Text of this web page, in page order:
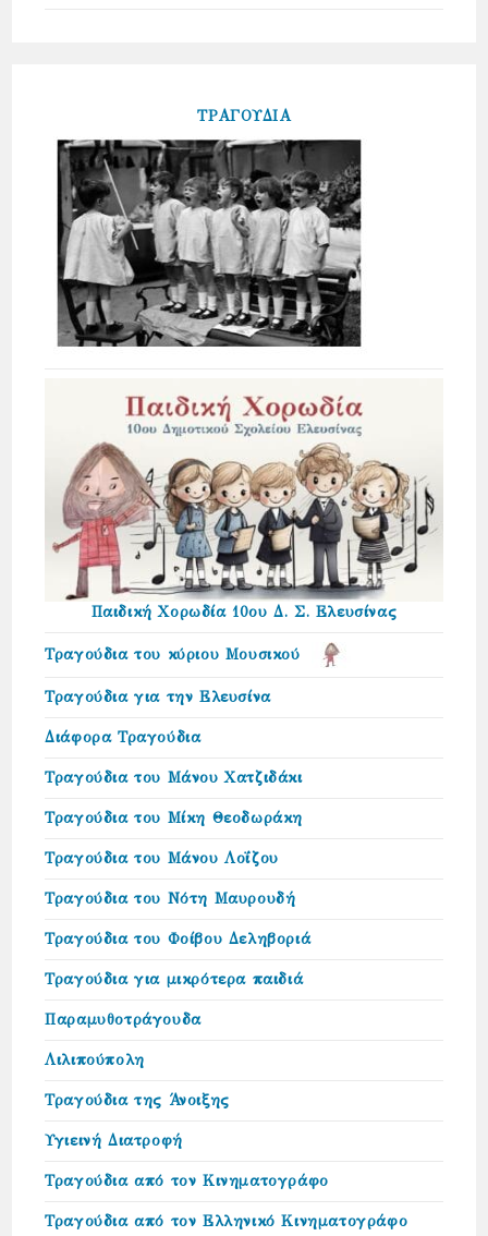
ΤΡΑΓΟΥΔΙΑ
Παιδική Χορωδία 10ου Δ. Σ. Ελευσίνας
Τραγούδια του κύριου Μουσικού
Τραγούδια για την Ελευσίνα
Διάφορα Τραγούδια
Τραγούδια του Μάνου Χατζιδάκι
Τραγούδια του Μίκη Θεοδωράκη
Τραγούδια του Μάνου Λοΐζου
Τραγούδια του Νότη Μαυρουδή
Τραγούδια του Φοίβου Δεληβοριά
Τραγούδια για μικρότερα παιδιά
Παραμυθοτράγουδα
Λιλιπούπολη
Τραγούδια της Άνοιξης
Υγιεινή Διατροφή
Τραγούδια από τον Κινηματογράφο
Τραγούδια από τον Ελληνικό Κινηματογράφο